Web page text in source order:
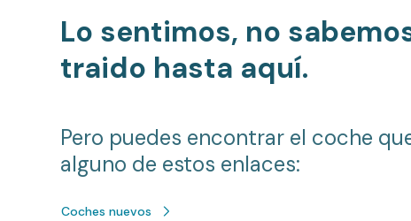
Lo sentimos, no
traido hasta aquí.
Pero puedes encontrar el coche
alguno de estos enlaces:
Coches nuevos